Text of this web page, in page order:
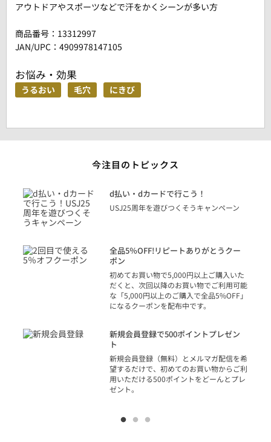
アウトドアやスポーツなどで汗をかくシーンが多い方
商品番号： 13312997
JAN/UPC：4909978147105
お悩み・効果
うるおい 毛穴 にきび
今注目のトピックス
d払い・dカードで行こう！
USJ25周年を遊びつくそうキャンペーン
全品5％OFF!リピートありがとうクー
ポン
初めてお買い物で5,000円以上ご購入いた
だくと、次回以降のお買い物でご利用可能
な「5,000円以上のご購入で全品5%OFF」
になるクーポンを配布中です。
新規会員登録で500ポイントプレゼン
ト
新規会員登録（無料）とメルマガ配信を希
望するだけで、初めてのお買い物からご利
用いただける500ポイントをどーんとプレ
ゼント。